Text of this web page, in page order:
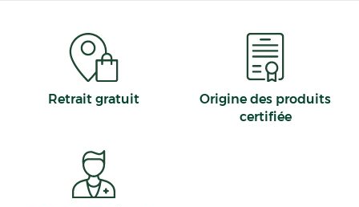
Retrait gratuit
Origine des produits
certifiée